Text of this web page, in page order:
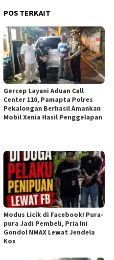
POS TERKAIT
Gercep Layani Aduan Call
Center 110, Pamapta Polres
Pekalongan Berhasil Amankan
Mobil Xenia Hasil Penggelapan
Modus Licik di Facebook! Pura-
pura Jadi Pembeli, Pria Ini
Gondol NMAX Lewat Jendela
Kos